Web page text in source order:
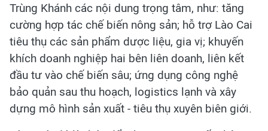
Trùng Khánh các nội dung trọng tâm, như: tăng
cường hợp tác chế biến nông sản; hỗ trợ Lào Cai
tiêu thụ các sản phẩm dược liệu, gia vị; khuyến
khích doanh nghiệp hai bên liên doanh, liên kết
đầu tư vào chế biến sâu; ứng dụng công nghệ
bảo quản sau thu hoạch, logistics lạnh và xây
dựng mô hình sản xuất - tiêu thụ xuyên biên giới.